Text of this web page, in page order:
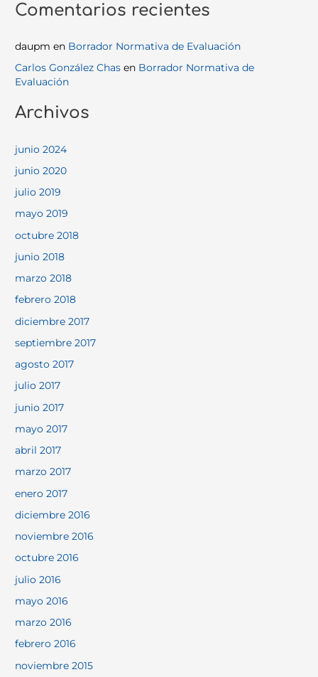
Comentarios recientes
daupm en Borrador Normativa de Evaluación
Carlos González Chas en Borrador Normativa de
Evaluación
Archivos
junio 2024
junio 2020
julio 2019
mayo 2019
octubre 2018
junio 2018
marzo 2018
febrero 2018
diciembre 2017
septiembre 2017
agosto 2017
julio 2017
junio 2017
mayo 2017
abril 2017
marzo 2017
enero 2017
diciembre 2016
noviembre 2016
octubre 2016
julio 2016
mayo 2016
marzo 2016
febrero 2016
noviembre 2015